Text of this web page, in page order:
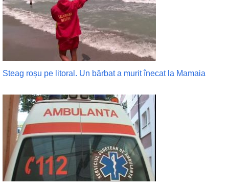
Steag roșu pe litoral. Un bărbat a murit înecat la Mamaia